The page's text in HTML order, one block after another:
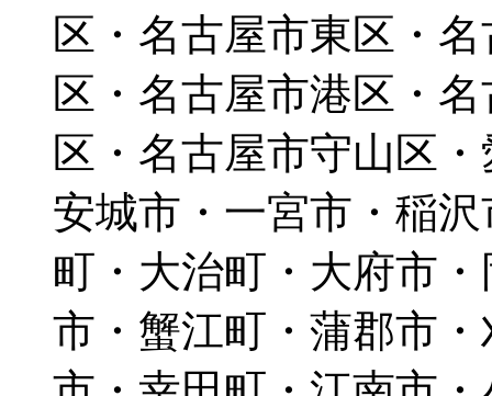
区・名古屋市東区・
区・名古屋市港区・
区・名古屋市守山区
安城市・一宮市・稲
町・大治町・大府市
市・蟹江町・蒲郡市